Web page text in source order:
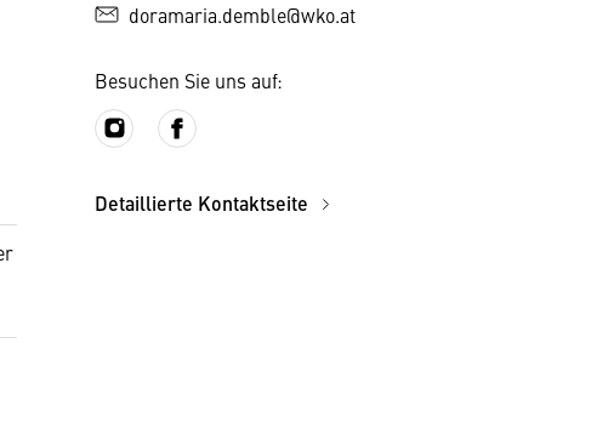
doramaria.demble@wko.at
Besuchen Sie uns auf:
Detaillierte Kontaktseite